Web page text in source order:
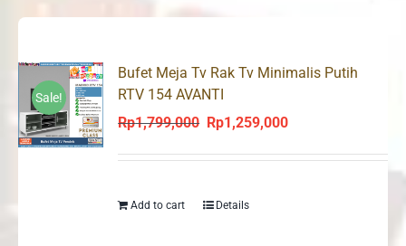
Sale!
Bufet Meja Tv Rak Tv Minimalis Putih
RTV 154 AVANTI
Rp1,799,000
Original
Rp1,799,000.
Rp1,259,000Current
Add to cart Details